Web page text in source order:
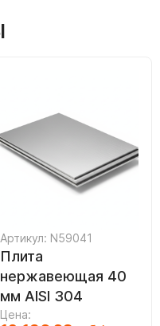
Артикул: N59041
Плита
нержавеющая 40
мм AISI 304
Цена: